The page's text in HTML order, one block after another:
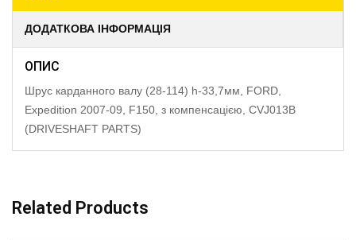
ДОДАТКОВА ІНФОРМАЦІЯ
ОПИС
Шрус карданного валу (28-114) h-33,7мм, FORD,
Expedition 2007-09, F150, з компенсацією, CVJ013B
(DRIVESHAFT PARTS)
Related Products